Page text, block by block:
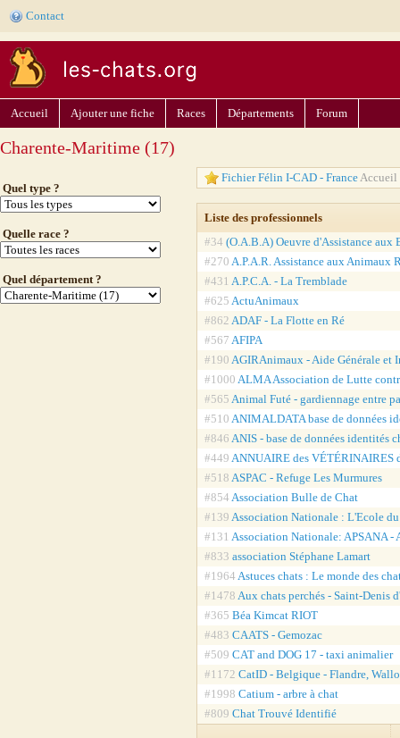
Contact
Accueil Ajouter une fiche Races Départements Forum
Charente-Maritime (17)
Quel type ?
Quelle race ?
Quel département ?
Fichier Félin I-CAD - FranceAccueil
Liste des professionnels
#34 (O.A.B.A) Oeuvre d'Assistance aux
#270 A.P.A.R. Assistance aux Animaux
#431 A.P.C.A. - La Tremblade
#625 ActuAnimaux
#862 ADAF - La Flotte en Ré
#567 AFIPA
#190 AGIRAnimaux - Aide Générale et
#1000 ALMA Association de Lutte
#565 Animal Futé - gardiennage entre
#510 ANIMALDATA base de données
#846 ANIS - base de données identités
#449 ANNUAIRE des VÉTÉRINAIRES
#518 ASPAC - Refuge Les Murmures
#854 Association Bulle de Chat
#139 Association Nationale : L'Ecole
#131 Association Nationale: APSANA -
#833 association Stéphane Lamart
#1964 Astuces chats : Le monde des
#1478 Aux chats perchés - Saint-Denis
#365 Béa Kimcat RIOT
#483 CAATS - Gemozac
#509 CAT and DOG 17 - taxi animalier
#1172 CatID - Belgique - Flandre,
#1998 Catium - arbre à chat
#809 Chat Trouvé Identifié